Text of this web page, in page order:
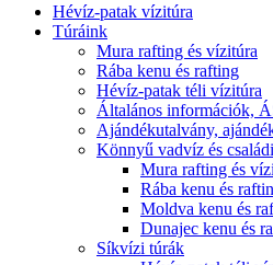
Hévíz-patak vízitúra
Túráink
Mura rafting és vízitúra
Rába kenu és rafting
Hévíz-patak téli vízitúra
Általános információk,
Ajándékutalvány,
Könnyű vadvíz és
Mura rafting és
Rába kenu és
Moldva kenu és
Dunajec kenu és
Síkvízi túrák